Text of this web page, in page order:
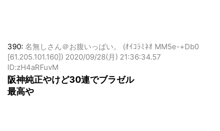
390: 名無しさん＠お腹いっぱい。 (ｵｲｺﾗﾐﾈｵ MM5e-+Db0
[61.205.101.160]) 2020/09/28(月) 21:36:34.57
ID:zH4aRFuvM
阪神純正やけど30連でブラゼル
最高や